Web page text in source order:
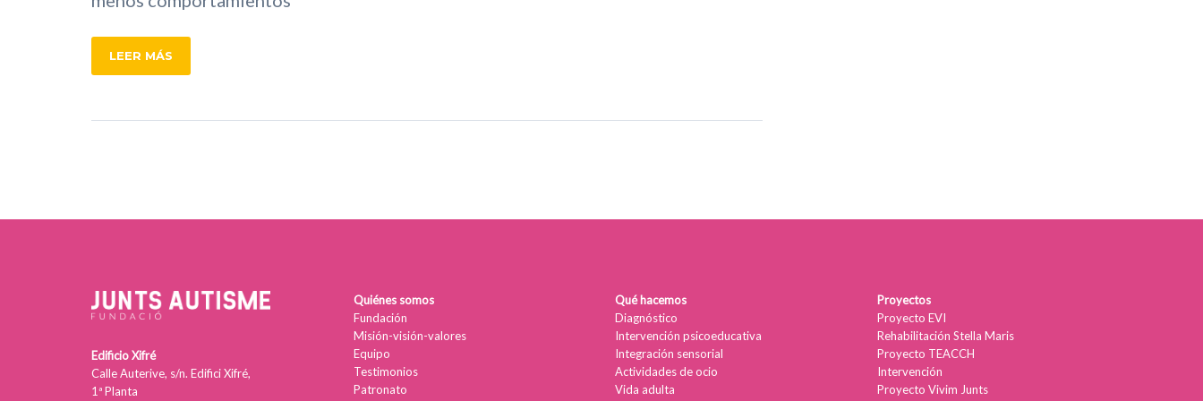
LEER MÁS
Edificio Xifré
Calle Auterive, s/n. Edifici Xifré,
1ª Planta
Quiénes somos
Fundación
Misión-visión-valores
Equipo
Testimonios
Patronato
Qué hacemos
Diagnóstico
Intervención psicoeducativa
Integración sensorial
Actividades de ocio
Vida adulta
Proyectos
Proyecto EVI
Rehabilitación Stella Maris
Proyecto TEACCH
Intervención
Proyecto Vivim Junts